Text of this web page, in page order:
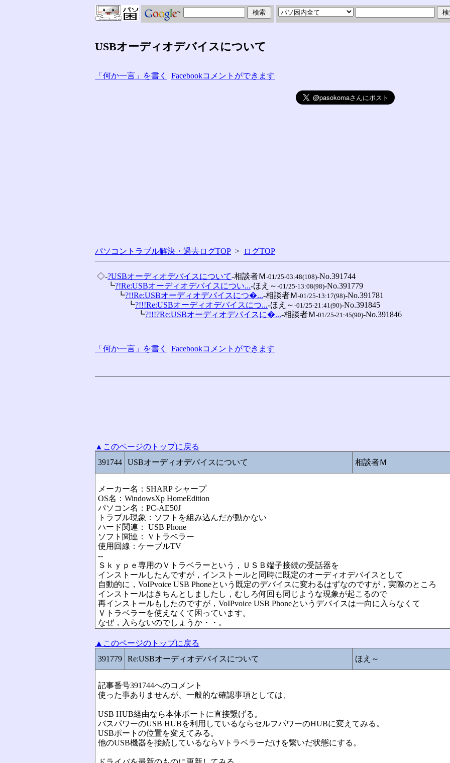
USBオーディオデバイスについて
「何か一言」を書く Facebookコメントができます
パソコントラブル解決・過去ログTOP > ログTOP
◇-?USBオーディオデバイスについて-相談者Ｍ-01/25-03:48(108)-No.391744
┗?!Re:USBオーディオデバイスについ...-ほえ～ -01/25-13:08(98)-No.391779
┗?!!Re:USBオーディオデバイスにつ�...-相談者Ｍ-01/25-13:17(98)-No.391781
┗?!!!Re:USBオーディオデバイスにつ...-ほえ～ -01/25-21:41(90)-No.391845
┗?!!!?Re:USBオーディオデバイスに�...-相談者Ｍ-01/25-21:45(90)-No.391846
「何か一言」を書く Facebookコメントができます
▲このページのトップに戻る
391744
USBオーディオデバイスについて 相談者Ｍ
メーカー名：SHARP シャープ
OS名：WindowsXp HomeEdition
パソコン名：PC-AE50J
トラブル現象：ソフトを組み込んだが動かない
ハード関連： USB Phone
ソフト関連： Vトラベラー
使用回線：ケーブルTV
--
Ｓｋｙｐｅ専用のＶトラベラーという，ＵＳＢ端子接続の受話器を
インストールしたんですが，インストールと同時に既定のオーディオデバイスとして
自動的に，VoIPvoice USB Phoneという既定のデバイスに変わるはずなのですが，実際のところ
インストールはきちんとしましたし，むしろ何回も同じような現象が起こるので
再インストールもしたのですが，VoIPvoice USB Phoneというデバイスは一向に入らなくて
Ｖトラベラーを使えなくて困っています。
なぜ，入らないのでしょうか・・。
▲このページのトップに戻る
391779
Re:USBオーディオデバイスについて ほえ～
記事番号391744へのコメント
使った事ありませんが、一般的な確認事項としては、
USB HUB経由なら本体ポートに直接繋げる。
バスパワーのUSB HUBを利用しているならセルフパワーのHUBに変えてみる。
USBポートの位置を変えてみる。
他のUSB機器を接続しているならVトラベラーだけを繋いだ状態にする。